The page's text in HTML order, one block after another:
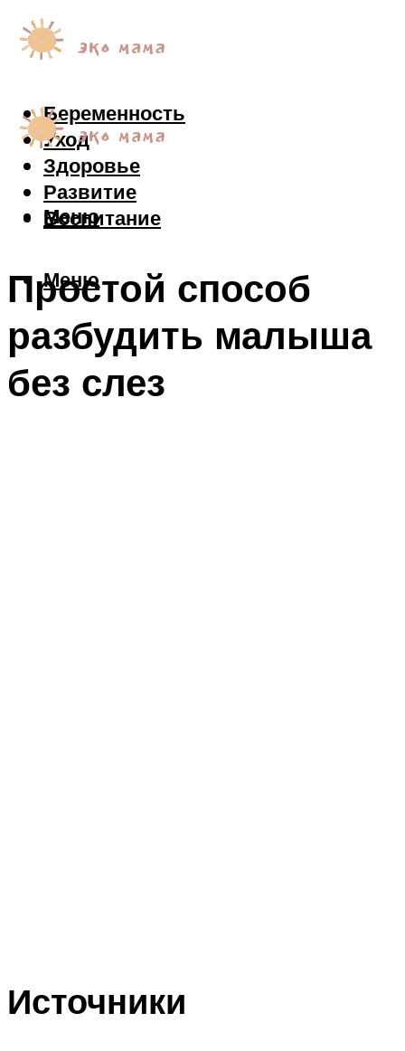
Беременность
Уход
Здоровье
Развитие
Воспитание
Меню
Меню
Простой способ
разбудить малыша
без слез
Источники